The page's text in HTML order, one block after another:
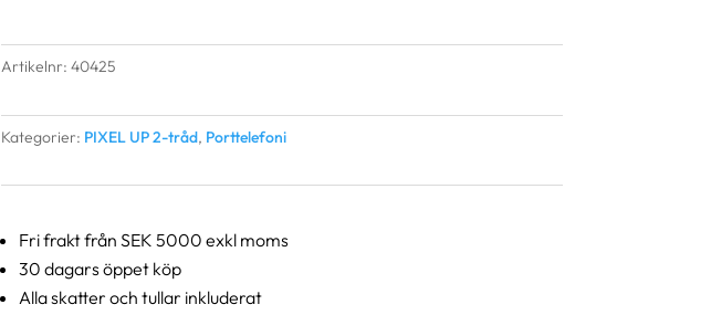
Artikelnr: 40425
Kategorier: PIXEL UP 2-tråd, Porttelefoni
Fri frakt från SEK 5000 exkl moms
30 dagars öppet köp
Alla skatter och tullar inkluderat